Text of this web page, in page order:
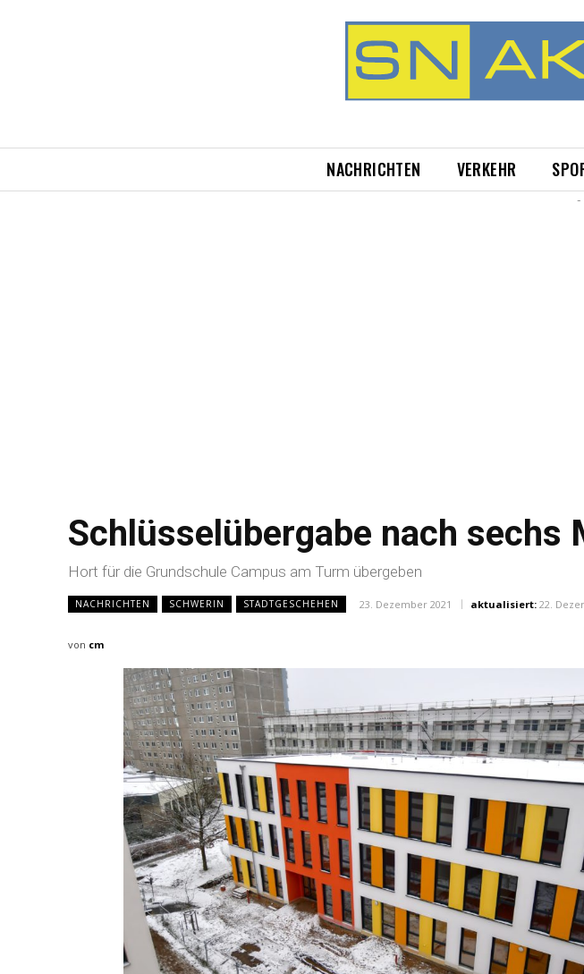
NACHRICHTEN VERKEHR
-
Schlüsselübergabe nach sechs
Hort für die Grundschule Campus am Turm übergeben
NACHRICHTEN SCHWERIN STADTGESCHEHEN 23. Dezember 2021 aktualisiert: 22.
von cm